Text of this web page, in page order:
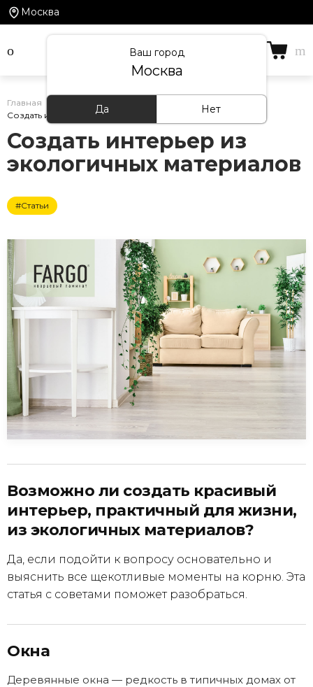
Москва
Ваш город
Москва
Да Нет
Главная
/
Создать интерьер из экологичных материалов
Создать интерьер из
экологичных материалов
#Статьи
Возможно ли создать красивый
интерьер, практичный для жизни,
из экологичных материалов?
Да, если подойти к вопросу основательно и
выяснить все щекотливые моменты на корню. Эта
статья с советами поможет разобраться.
Окна
Деревянные окна — редкость в типичных домах от